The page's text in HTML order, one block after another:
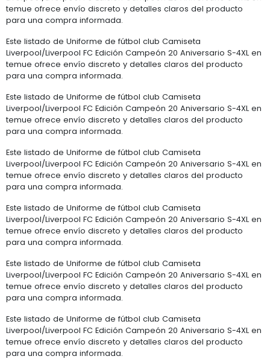
temue ofrece envío discreto y detalles claros del producto
para una compra informada.
Este listado de Uniforme de fútbol club Camiseta
Liverpool/Liverpool FC Edición Campeón 20 Aniversario S-4XL en
temue ofrece envío discreto y detalles claros del producto
para una compra informada.
Este listado de Uniforme de fútbol club Camiseta
Liverpool/Liverpool FC Edición Campeón 20 Aniversario S-4XL en
temue ofrece envío discreto y detalles claros del producto
para una compra informada.
Este listado de Uniforme de fútbol club Camiseta
Liverpool/Liverpool FC Edición Campeón 20 Aniversario S-4XL en
temue ofrece envío discreto y detalles claros del producto
para una compra informada.
Este listado de Uniforme de fútbol club Camiseta
Liverpool/Liverpool FC Edición Campeón 20 Aniversario S-4XL en
temue ofrece envío discreto y detalles claros del producto
para una compra informada.
Este listado de Uniforme de fútbol club Camiseta
Liverpool/Liverpool FC Edición Campeón 20 Aniversario S-4XL en
temue ofrece envío discreto y detalles claros del producto
para una compra informada.
Este listado de Uniforme de fútbol club Camiseta
Liverpool/Liverpool FC Edición Campeón 20 Aniversario S-4XL en
temue ofrece envío discreto y detalles claros del producto
para una compra informada.